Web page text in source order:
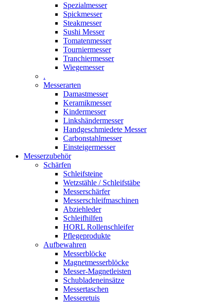
Spezialmesser
Spickmesser
Steakmesser
Sushi Messer
Tomatenmesser
Tourniermesser
Tranchiermesser
Wiegemesser
.
Messerarten
Damastmesser
Keramikmesser
Kindermesser
Linkshändermesser
Handgeschmiedete Messer
Carbonstahlmesser
Einsteigermesser
Messerzubehör
Schärfen
Schleifsteine
Wetzstähle / Schleifstäbe
Messerschärfer
Messerschleifmaschinen
Abziehleder
Schleifhilfen
HORL Rollenschleifer
Pflegeprodukte
Aufbewahren
Messerblöcke
Magnetmesserblöcke
Messer-Magnetleisten
Schubladeneinsätze
Messertaschen
Messeretuis